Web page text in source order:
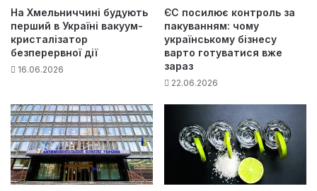
На Хмельниччині будують
перший в Україні вакуум-
кристалізатор
безперервної дії
16.06.2026
ЄС посилює контроль за
пакуванням: чому
українському бізнесу
варто готуватися вже
зараз
22.06.2026